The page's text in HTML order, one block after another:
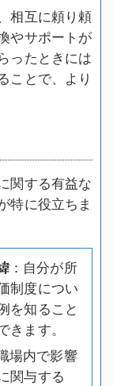
相互に頼り頼
やサポートが
ったときには
ことで、より
関する有益な
特に役立ちま
：自分が所
制度につい
を知ること
ます。
場内で影響
関与する